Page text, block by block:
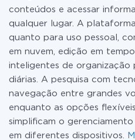
conteúdos e acessar
qualquer lugar. A
quanto para uso pessoal,
em nuvem, edição em
inteligentes de
diárias. A pesquisa com
navegação entre grandes
enquanto as opções
simplificam o
em diferentes dispositivos.